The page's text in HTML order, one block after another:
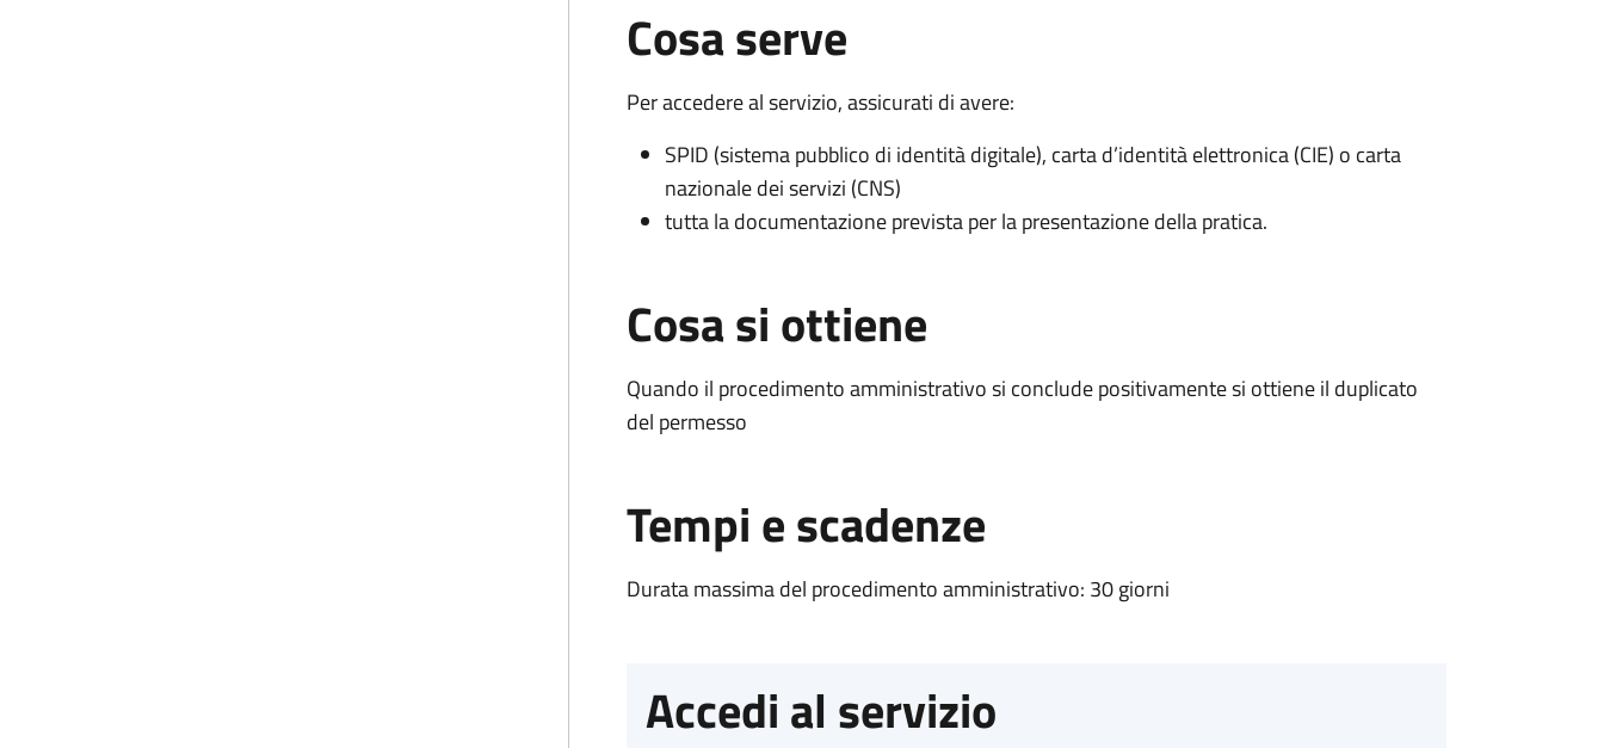
Cosa serve
Per accedere al servizio, assicurati di avere:
SPID (sistema pubblico di identità digitale), carta d’identità elettronica (CIE) o carta
nazionale dei servizi (CNS)
tutta la documentazione prevista per la presentazione della pratica.
Cosa si ottiene
Quando il procedimento amministrativo si conclude positivamente si ottiene il duplicato
del permesso
Tempi e scadenze
Durata massima del procedimento amministrativo: 30 giorni
Accedi al servizio